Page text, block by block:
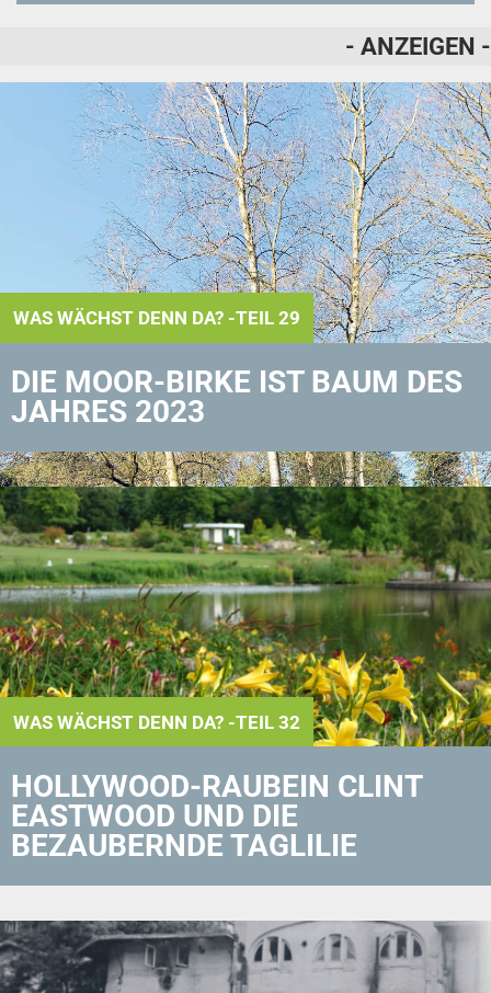
- ANZEIGEN -
WAS WÄCHST DENN DA? -TEIL 29
DIE MOOR-BIRKE IST BAUM DES
JAHRES 2023
WAS WÄCHST DENN DA? -TEIL 32
HOLLYWOOD-RAUBEIN CLINT
EASTWOOD UND DIE
BEZAUBERNDE TAGLILIE